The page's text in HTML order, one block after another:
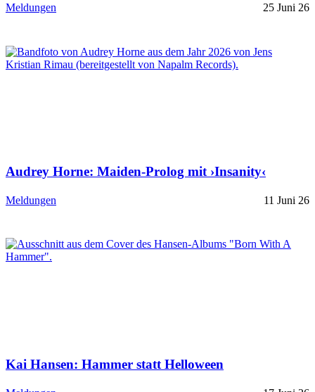
Meldungen 25 Juni 26
Audrey Horne: Maiden-Prolog mit ›Insanity‹
Meldungen 11 Juni 26
Kai Hansen: Hammer statt Helloween